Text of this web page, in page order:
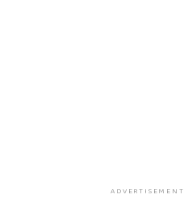
ADVERTISEMENT